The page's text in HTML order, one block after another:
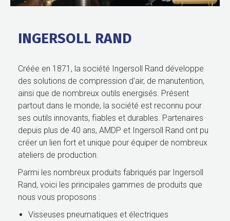
INGERSOLL RAND
Créée en 1871, la société Ingersoll Rand développe
des solutions de compression d'air, de manutention,
ainsi que de nombreux outils energisés. Présent
partout dans le monde, la société est reconnu pour
ses outils innovants, fiables et durables. Partenaires
depuis plus de 40 ans, AMDP et Ingersoll Rand ont pu
créer un lien fort et unique pour équiper de nombreux
ateliers de production.
Parmi les nombreux produits fabriqués par Ingersoll
Rand, voici les principales gammes de produits que
nous vous proposons :
Visseuses pneumatiques et électriques